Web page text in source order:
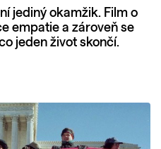
jediný okamžik. Film o
empatie a zároveň se
jeden život skončí.